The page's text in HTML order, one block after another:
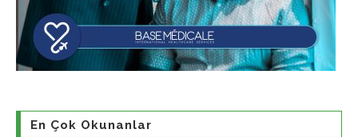
En Çok Okunanlar